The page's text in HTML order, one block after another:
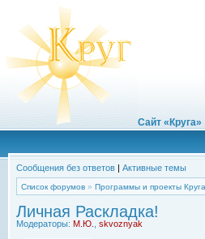
Сайт «Круга»
Сообщения без ответов | Активные темы
Список форумов » Программы и проекты Круга
Личная Раскладка!
Модераторы: М.Ю. skvoznyak